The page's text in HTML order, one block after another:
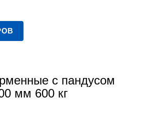
с пандусом
мм 600 кг